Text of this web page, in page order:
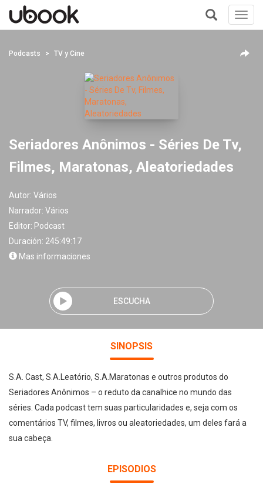
+
Podcasts TV y Cine
Seriadores Anônimos - Séries De Tv,
Filmes, Maratonas, Aleatoriedades
Autor: Vários
Narrador: Vários
Editor: Podcast
Duración: 245:49:17
Mas informaciones
ESCUCHA
SINOPSIS
S.A. Cast, S.A.Leatório, S.A.Maratonas e outros produtos do
Seriadores Anônimos – o reduto da canalhice no mundo das
séries. Cada podcast tem suas particularidades e, seja com os
comentários TV, filmes, livros ou aleatoriedades, um deles fará a
sua cabeça.
EPISODIOS